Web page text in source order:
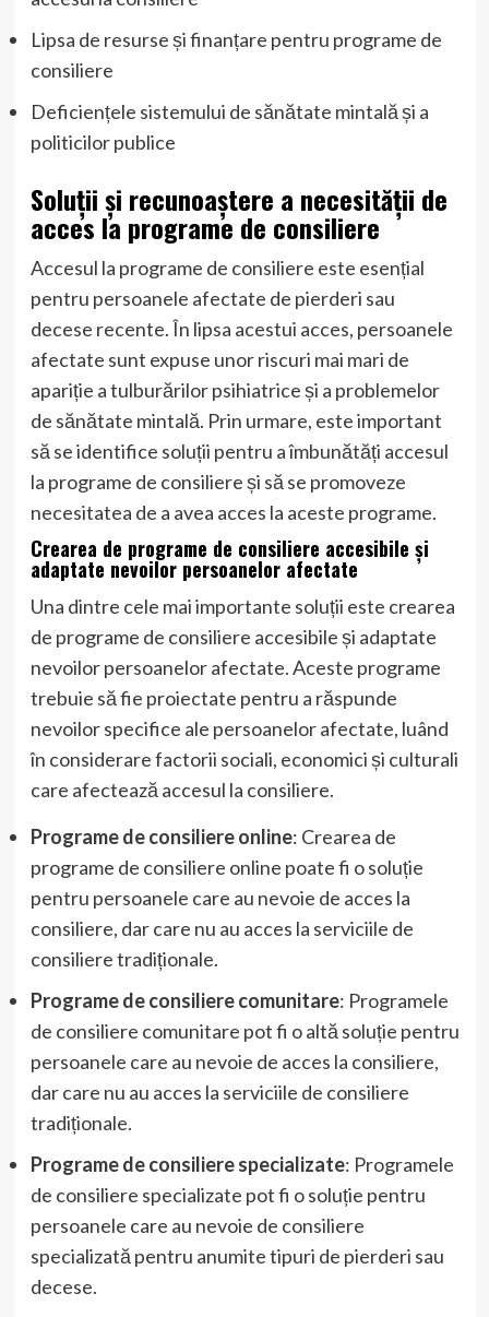
Lipsa de resurse și finanțare pentru programe de
consiliere
Deficiențele sistemului de sănătate mintală și a
politicilor publice
Soluții și recunoaștere a necesității de
acces la programe de consiliere
Accesul la programe de consiliere este esențial
pentru persoanele afectate de pierderi sau
decese recente. În lipsa acestui acces, persoanele
afectate sunt expuse unor riscuri mai mari de
apariție a tulburărilor psihiatrice și a problemelor
de sănătate mintală. Prin urmare, este important
să se identifice soluții pentru a îmbunătăți accesul
la programe de consiliere și să se promoveze
necesitatea de a avea acces la aceste programe.
Crearea de programe de consiliere accesibile și
adaptate nevoilor persoanelor afectate
Una dintre cele mai importante soluții este crearea
de programe de consiliere accesibile și adaptate
nevoilor persoanelor afectate. Aceste programe
trebuie să fie proiectate pentru a răspunde
nevoilor specifice ale persoanelor afectate, luând
în considerare factorii sociali, economici și culturali
care afectează accesul la consiliere.
Programe de consiliere online: Crearea de
programe de consiliere online poate fi o soluție
pentru persoanele care au nevoie de acces la
consiliere, dar care nu au acces la serviciile de
consiliere tradiționale.
Programe de consiliere comunitare: Programele
de consiliere comunitare pot fi o altă soluție pentru
persoanele care au nevoie de acces la consiliere,
dar care nu au acces la serviciile de consiliere
tradiționale.
Programe de consiliere specializate: Programele
de consiliere specializate pot fi o soluție pentru
persoanele care au nevoie de consiliere
specializată pentru anumite tipuri de pierderi sau
decese.